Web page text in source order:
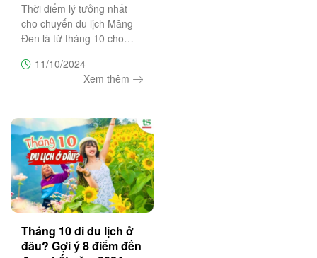
Thời điểm lý tưởng nhất
cho chuyến du lịch Măng
Đen là từ tháng 10 cho
hút du khách bởi khí hậu
dễ chịu, thời tiết trong lành
đầy
11/10/2024
Xem thêm
Tháng 10 đi du lịch ở
đâu? Gợi ý 8 điểm đến